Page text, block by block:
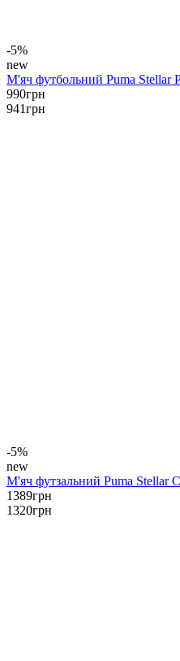
-5%
new
М'яч футбольний Puma Stellar
990грн
941грн
-5%
new
М'яч футзальний Puma Stellar
1389грн
1320грн